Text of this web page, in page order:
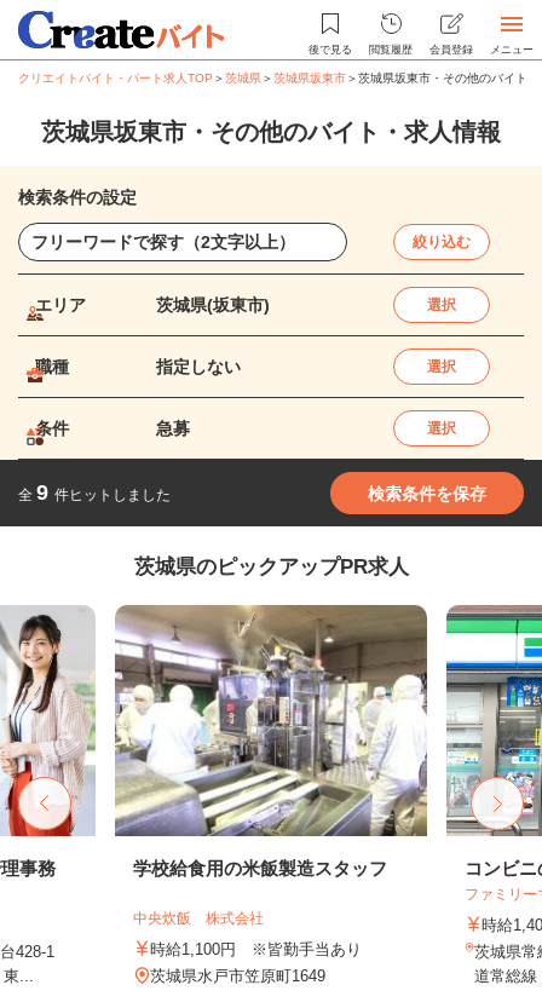
後で見る 閲覧履歴 会員登録 メニュー
クリエイトバイト・パート求人TOP ＞茨城県＞茨城県坂東市＞茨城県坂東市・その他のバイト
茨城県坂東市・その他のバイト・求人情報
検索条件の設定
絞り込む
エリア 茨城県(坂東市) 選択
職種 指定しない 選択
条件 急募 選択
全 9 件ヒットしました 検索条件を保存
茨城県のピックアップPR求人
事務
428-1
...
学校給食用の米飯製造スタッフ
中央炊飯 株式会社
時給1,100円 ※皆勤手当あり
茨城県水戸市笠原町1649
コンビ
ファミリー
時給
茨城県常
道常総線